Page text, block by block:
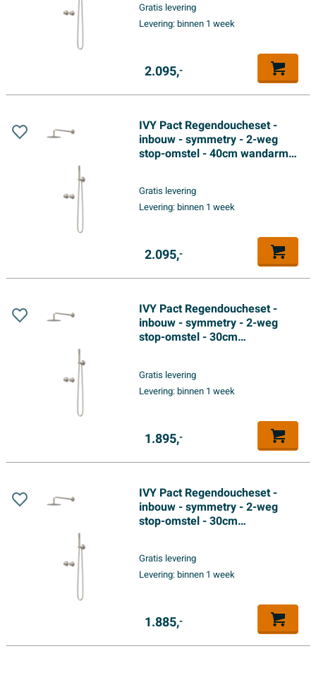
uitlaat - 150cm doucheslang -
3-standen handdouche -
Gratis levering
Levering:binnen 1 week
2.095,-
IVY Pact Regendoucheset -
inbouw - symmetry - 2-weg
stop-omstel - 40cm wandarm -
doucheslang - 3-standen
handdouche - Geborsteld
Gratis levering
Levering:binnen 1 week
2.095,-
IVY Pact Regendoucheset -
inbouw - symmetry - 2-weg
stop-omstel - 30cm
uitlaat - 150cm doucheslang -
3-standen handdouche -
Gratis levering
Levering:binnen 1 week
1.895,-
IVY Pact Regendoucheset -
inbouw - symmetry - 2-weg
stop-omstel - 30cm
uitlaat - 150cm doucheslang -
3-standen handdouche -
Gratis levering
Levering:binnen 1 week
1.885,-